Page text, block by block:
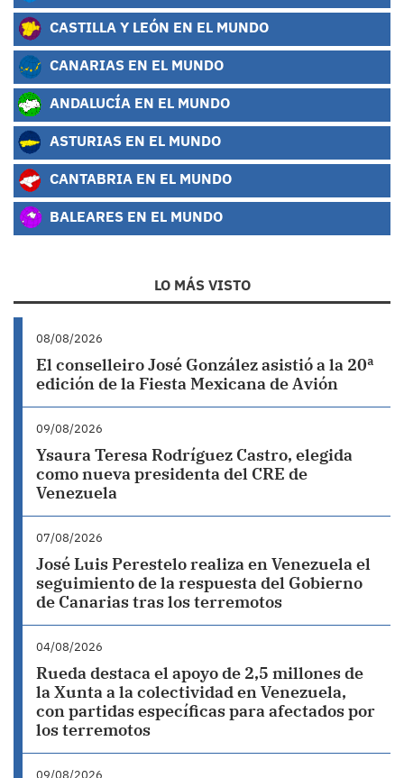
CASTILLA Y LEÓN EN EL MUNDO
CANARIAS EN EL MUNDO
ANDALUCÍA EN EL MUNDO
ASTURIAS EN EL MUNDO
CANTABRIA EN EL MUNDO
BALEARES EN EL MUNDO
LO MÁS VISTO
08/08/2026
El conselleiro José González asistió a la 20ª
edición de la Fiesta Mexicana de Avión
09/08/2026
Ysaura Teresa Rodríguez Castro, elegida
como nueva presidenta del CRE de
Venezuela
07/08/2026
José Luis Perestelo realiza en Venezuela el
seguimiento de la respuesta del Gobierno
de Canarias tras los terremotos
04/08/2026
Rueda destaca el apoyo de 2,5 millones de
la Xunta a la colectividad en Venezuela,
con partidas específicas para afectados por
los terremotos
09/08/2026